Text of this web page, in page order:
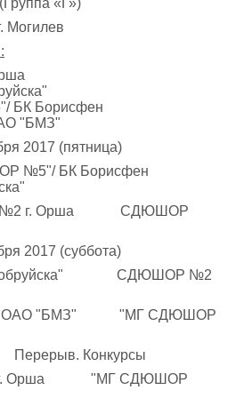
U-14, девушки
Дивизион 1, 6-7 апреля 2026 г., г. Гомель, ул.
U-16, юноши
1, группа Г 27-29 марта 2026 г., г.
102
27-28.03.2026
дивизион 1 27-28 марта 2026 г., г. Речица, ул.
23-24.03.2026
Дивизион 2, 23-24 марта 2026 г., г. Могилев,
21-22.03.2026
Могилев
Борисфен
"БМЗ"
2017 (пятница)
№5"/ БК Борисфен
г. Орша СДЮШОР
2017 (суббота)
СДЮШОР №2
ОАО "БМЗ" "МГ СДЮШОР
Конкурсы
г. Орша "МГ СДЮШОР